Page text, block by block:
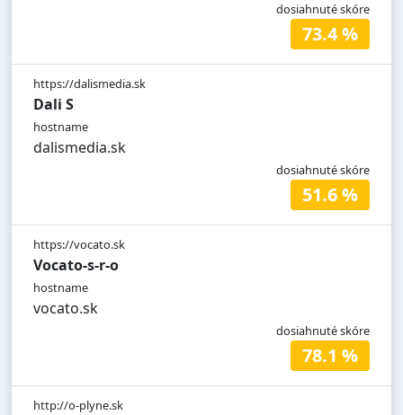
dosiahnuté skóre
73.4 %
https://dalismedia.sk
Dali S
hostname
dalismedia.sk
dosiahnuté skóre
51.6 %
https://vocato.sk
Vocato-s-r-o
hostname
vocato.sk
dosiahnuté skóre
78.1 %
http://o-plyne.sk